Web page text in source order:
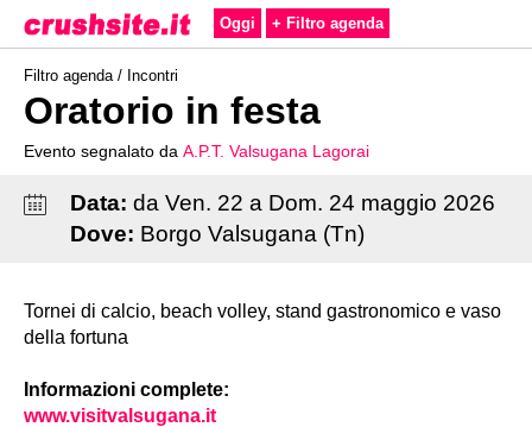
Oggi + Filtro agenda
Filtro agenda / Incontri
Oratorio in festa
Evento segnalato da A.P.T. Valsugana Lagorai
Data: da Ven. 22 a Dom. 24 maggio 2026
Dove: Borgo Valsugana (Tn)
Tornei di calcio, beach volley, stand gastronomico e vaso
della fortuna
Informazioni complete:
www.visitvalsugana.it